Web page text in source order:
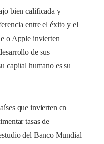
bien calificada y
entre el éxito y el
o Apple invierten
de sus
capital humano es su
que invierten en
tasas de
del Banco Mundial